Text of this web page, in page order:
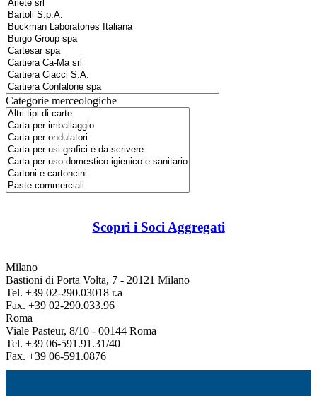
Categorie merceologiche
Scopri i Soci Aggregati
Milano
Bastioni di Porta Volta, 7 - 20121 Milano
Tel. +39 02-290.03018 r.a
Fax. +39 02-290.033.96
Roma
Viale Pasteur, 8/10 - 00144 Roma
Tel. +39 06-591.91.31/40
Fax. +39 06-591.0876